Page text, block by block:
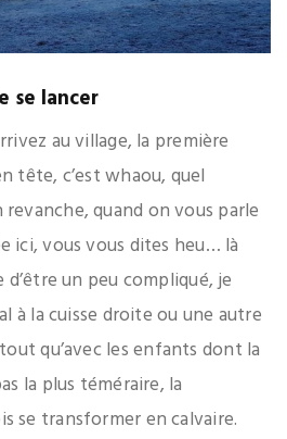
se lancer
au village, la première
tête, c’est whaou, quel
quand on vous parle
ici, vous vous dites heu… là
un peu compliqué, je
à la cuisse droite ou une autre
qu’avec les enfants dont la
la plus téméraire, la
se transformer en calvaire.